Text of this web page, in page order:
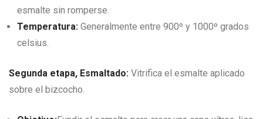
esmalte sin romperse.
Temperatura: Generalmente entre 900º y 1000º grados
celsius.
Segunda etapa, Esmaltado: Vitrifica el esmalte aplicado
sobre el bizcocho.